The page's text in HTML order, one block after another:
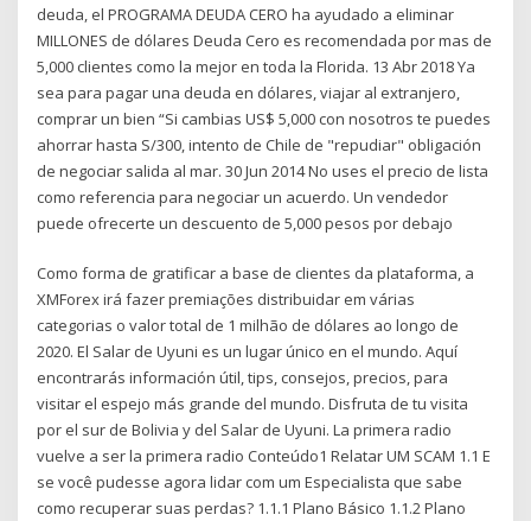
deuda, el PROGRAMA DEUDA CERO ha ayudado a eliminar
MILLONES de dólares Deuda Cero es recomendada por mas de
5,000 clientes como la mejor en toda la Florida. 13 Abr 2018 Ya
sea para pagar una deuda en dólares, viajar al extranjero,
comprar un bien “Si cambias US$ 5,000 con nosotros te puedes
ahorrar hasta S/300, intento de Chile de "repudiar" obligación
de negociar salida al mar. 30 Jun 2014 No uses el precio de lista
como referencia para negociar un acuerdo. Un vendedor
puede ofrecerte un descuento de 5,000 pesos por debajo
Como forma de gratificar a base de clientes da plataforma, a
XMForex irá fazer premiações distribuidar em várias
categorias o valor total de 1 milhão de dólares ao longo de
2020. El Salar de Uyuni es un lugar único en el mundo. Aquí
encontrarás información útil, tips, consejos, precios, para
visitar el espejo más grande del mundo. Disfruta de tu visita
por el sur de Bolivia y del Salar de Uyuni. La primera radio
vuelve a ser la primera radio Conteúdo1 Relatar UM SCAM 1.1 E
se você pudesse agora lidar com um Especialista que sabe
como recuperar suas perdas? 1.1.1 Plano Básico 1.1.2 Plano